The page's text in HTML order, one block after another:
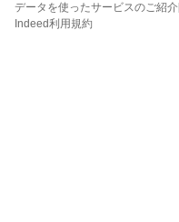
データを使ったサービスのご紹介
Indeed利用規約